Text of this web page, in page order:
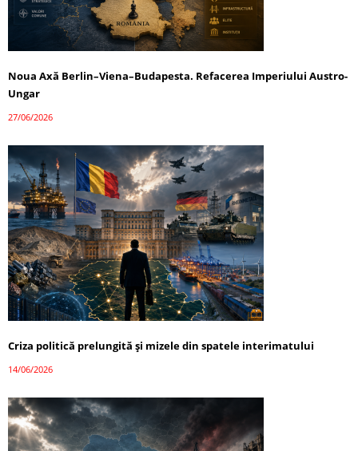
Noua Axă Berlin–Viena–Budapesta. Refacerea Imperiului Austro-
Ungar
27/06/2026
Criza politică prelungită și mizele din spatele interimatului
14/06/2026